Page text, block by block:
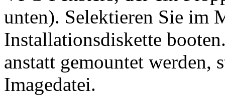
unten). Selektieren Sie im
Installationsdiskette
anstatt gemountet werden,
Imagedatei.